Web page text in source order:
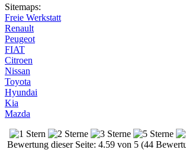
Sitemaps:
Freie Werkstatt
Renault
Peugeot
FIAT
Citroen
Nissan
Toyota
Hyundai
Kia
Mazda
Bewertung dieser Seite: 4.59 von 5 (44